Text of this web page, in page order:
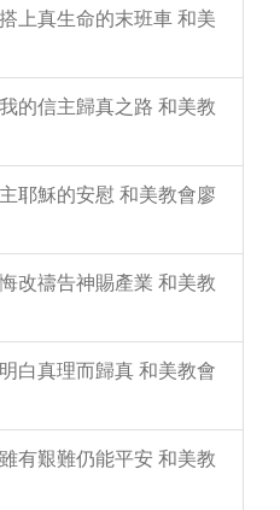
上真生命的末班車 和美
的信主歸真之路 和美教
耶穌的安慰 和美教會廖
改禱告神賜產業 和美教
白真理而歸真 和美教會
有艱難仍能平安 和美教